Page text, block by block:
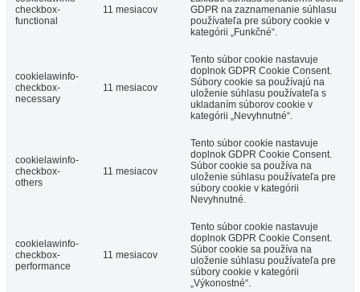
checkbox-
functional
11 mesiacov
GDPR na zaznamenanie súhlasu
používateľa pre súbory cookie v
kategórii „Funkčné“.
cookielawinfo-
checkbox-
necessary
11 mesiacov
Tento súbor cookie nastavuje
doplnok GDPR Cookie Consent.
Súbory cookie sa používajú na
uloženie súhlasu používateľa s
ukladaním súborov cookie v
kategórii „Nevyhnutné“.
cookielawinfo-
checkbox-
others
11 mesiacov
Tento súbor cookie nastavuje
doplnok GDPR Cookie Consent.
Súbor cookie sa používa na
uloženie súhlasu používateľa pre
súbory cookie v kategórii
Nevyhnutné.
cookielawinfo-
checkbox-
performance
11 mesiacov
Tento súbor cookie nastavuje
doplnok GDPR Cookie Consent.
Súbor cookie sa používa na
uloženie súhlasu používateľa pre
súbory cookie v kategórii
„Výkonostné“.